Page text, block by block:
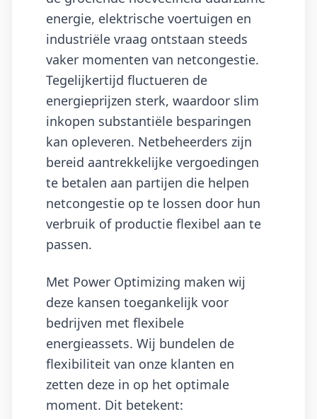
energie, elektrische voertuigen en
industriële vraag ontstaan steeds
vaker momenten van netcongestie.
Tegelijkertijd fluctueren de
energieprijzen sterk, waardoor slim
inkopen substantiële besparingen
kan opleveren. Netbeheerders zijn
bereid aantrekkelijke vergoedingen
te betalen aan partijen die helpen
netcongestie op te lossen door hun
verbruik of productie flexibel aan te
passen.
Met Power Optimizing maken wij
deze kansen toegankelijk voor
bedrijven met flexibele
energieassets. Wij bundelen de
flexibiliteit van onze klanten en
zetten deze in op het optimale
moment. Dit betekent: